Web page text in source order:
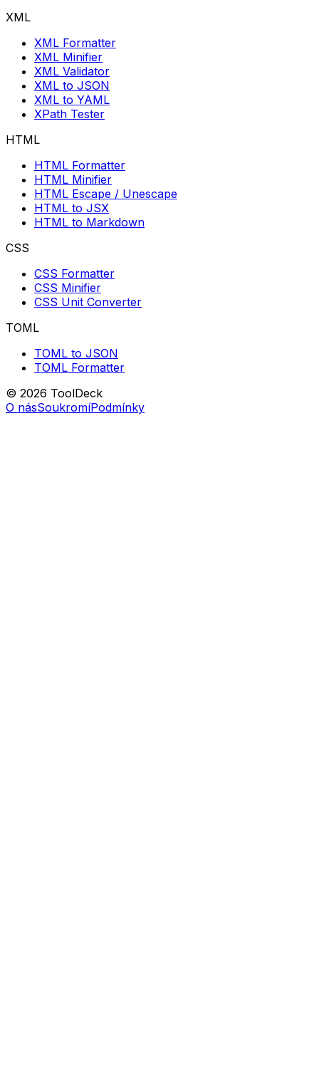
XML
XML Formatter
XML Minifier
XML Validator
XML to JSON
XML to YAML
XPath Tester
HTML
HTML Formatter
HTML Minifier
HTML Escape / Unescape
HTML to JSX
HTML to Markdown
CSS
CSS Formatter
CSS Minifier
CSS Unit Converter
TOML
TOML to JSON
TOML Formatter
© 2026 ToolDeck
O násSoukromíPodmínky